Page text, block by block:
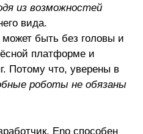
из возможностей
вида.
быть без головы и
платформе и
Потому что, уверены в
роботы не обязаны
Eno способен